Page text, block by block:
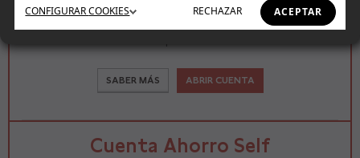
ACEPTAR
RECHAZAR
CONFIGURARCOOKIES
Tarjetas de débito y crédito.
SABER MÁS ABRIR CUENTA
Cuenta Ahorro Self